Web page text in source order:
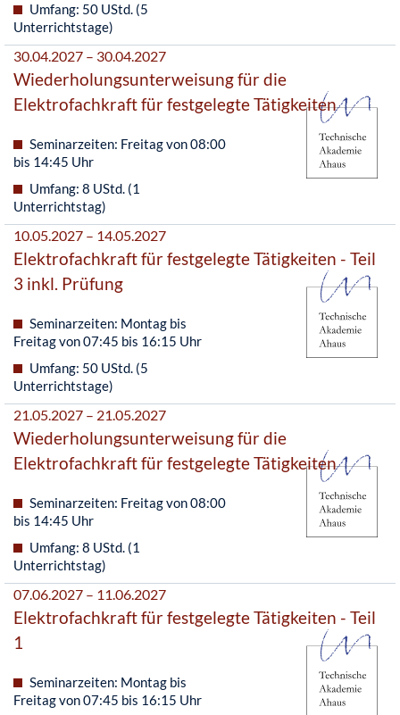
Umfang: 50 UStd. (5
Unterrichtstage)
30.04.2027 – 30.04.2027
Wiederholungsunterweisung für die
Elektrofachkraft für festgelegte Tätigkeiten
Seminarzeiten: Freitag von 08:00
bis 14:45 Uhr
Umfang: 8 UStd. (1
Unterrichtstag)
10.05.2027 – 14.05.2027
Elektrofachkraft für festgelegte Tätigkeiten - Teil
3 inkl. Prüfung
Seminarzeiten: Montag bis
Freitag von 07:45 bis 16:15 Uhr
Umfang: 50 UStd. (5
Unterrichtstage)
21.05.2027 – 21.05.2027
Wiederholungsunterweisung für die
Elektrofachkraft für festgelegte Tätigkeiten
Seminarzeiten: Freitag von 08:00
bis 14:45 Uhr
Umfang: 8 UStd. (1
Unterrichtstag)
07.06.2027 – 11.06.2027
Elektrofachkraft für festgelegte Tätigkeiten - Teil
1
Seminarzeiten: Montag bis
Freitag von 07:45 bis 16:15 Uhr